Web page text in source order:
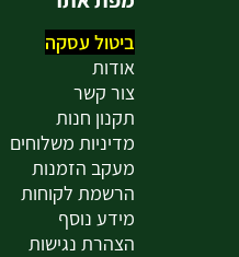
ביטול עסקה
אודות
צור קשר
תקנון חנות
מדיניות משלוחים
מעקב הזמנות
הרשמת לקוחות
מידע נוסף
הצהרת נגישות